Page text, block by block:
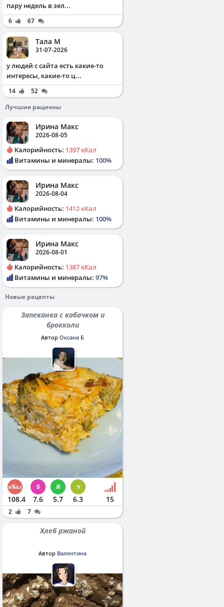
пару недель в зел...
6 67
Тала М
31-07-2026
у людей с сайта есть какие-то
интересы, какие-то ц...
14
52
Лучшие рационы
Ирина Макс
2026-08-05
Калорийность: 1397 кКал
Витамины и минералы: 100%
Ирина Макс
2026-08-04
Калорийность: 1412 кКал
Витамины и минералы: 100%
Ирина Макс
2026-08-01
Калорийность: 1387 кКал
Витамины и минералы: 97%
Новые рецепты
Запеканка с кабачком и
брокколи
Автор Оксана Б
108.4 7.6 5.7 6.3 15
2 7
Хлеб ржаной
Автор Валентина